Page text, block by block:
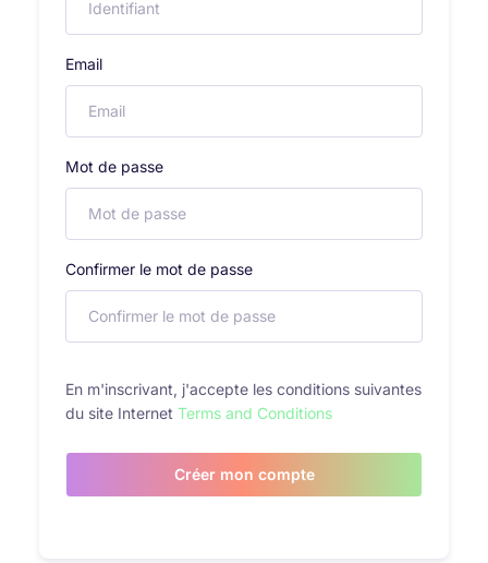
Email
Mot de passe
Confirmer le mot de passe
En m'inscrivant, j'accepte les conditions suivantes
du site Internet Terms and Conditions
Créer mon compte